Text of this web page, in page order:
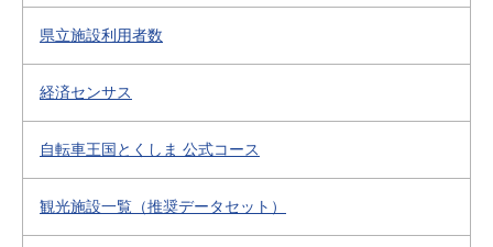
県立施設利用者数
経済センサス
自転車王国とくしま 公式コース
観光施設一覧（推奨データセット）